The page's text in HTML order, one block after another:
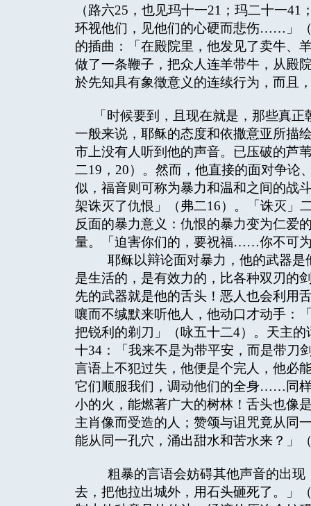
（路六25，也见玛十一21；玛二十一
环视他们，见他们的心硬而悲伤……」
的插曲：「在殿院里，他发见了卖牛、
做了一条鞭子，把众人连羊带牛，从
於先知具有象徵意义的连续行为，而且
「时候要到，且现在就是，那些真
一般来说，耶稣的态度和依撒意亚所描
市上没有人听到他的声音。已压破的芦
二19，20）。然而，他直接的面对争论
似，福音则可称为暴力和温和之间的战
架诛灭了仇恨」（弗二16）。「诛灭」
反面的暴力意义：仇恨的暴力变为仁爱
量。「迫害你们的，要祝福……你不可
耶稣以辩论面对暴力，他的武器是
是生活的，是有效力的，比各种双刃的
先的武器就是他的舌头！恶人也会利用
嚷而不缄默来听他人，他动口才动手：
把锐利的剃刀」（咏五十二4）。天主
十34：「我来不是为带平安，而是带刀
言语上不犯过失，他便是个完人，他必
它们顺服我们，调动他们的全身……同
小的火，能燃著广大的树林！舌头也
主肖像而受造的人；赞颂与诅咒竟从同
能从同一孔穴，涌出甜水和苦水来？」
粗暴的言语会妨碍其他声音的出现
去，把他拉出城外，用石头砸死了。」